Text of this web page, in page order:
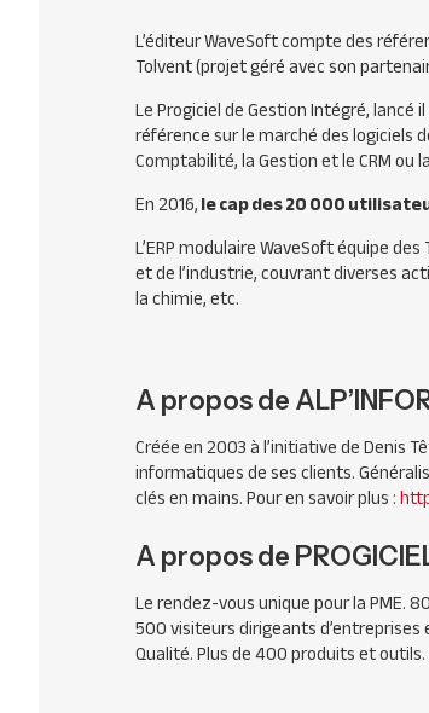
L’éditeur WaveSoft compte des
Tolvent (projet géré avec son
Le Progiciel de Gestion Intégré, lancé
référence sur le marché des
Comptabilité, la Gestion et leCRMou
En 2016,le cap des 20 000
L’ERPmodulaire WaveSoft équipe des
et de l’industrie, couvrant diverses
la chimie, etc.
A propos de
Créée en 2003 à l’initiative de Denis
informatiques de ses clients.
clés en mains. Pour en savoir plus :
A propos de
Le rendez-vous unique pour la PME.
500 visiteurs dirigeants
Qualité. Plus de 400 produits et outils.